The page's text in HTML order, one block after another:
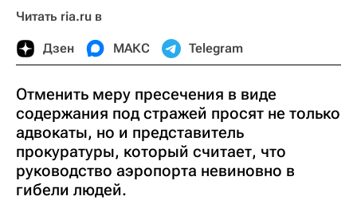
Читать ria.ru в
Дзен МАКС Telegram
Отменить меру пресечения в виде
содержания под стражей просят не только
адвокаты, но и представитель
прокуратуры, который считает, что
руководство аэропорта невиновно в
гибели людей.